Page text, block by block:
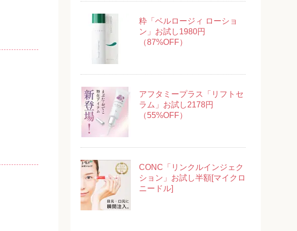
粋「ベルロージィ ローショ
ン」お試し1980円
（87%OFF）
アフタミープラス「リフトセ
ラム」お試し2178円
（55%OFF）
CONC「リンクルインジェク
ション」お試し半額[マイクロ
ニードル]